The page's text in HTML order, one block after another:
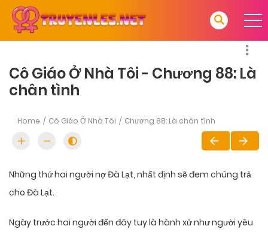
Cô Giáo Ở Nhà Tôi - Chương 88: Là
chân tình
Home Cô Giáo Ở Nhà Tôi Chương 88: Là chân tình
Những thứ hai người nợ Đà Lạt, nhất định sẽ đem chúng trả
cho Đà Lạt.
Ngày trước hai người đến đây tuy là hành xử như người yêu